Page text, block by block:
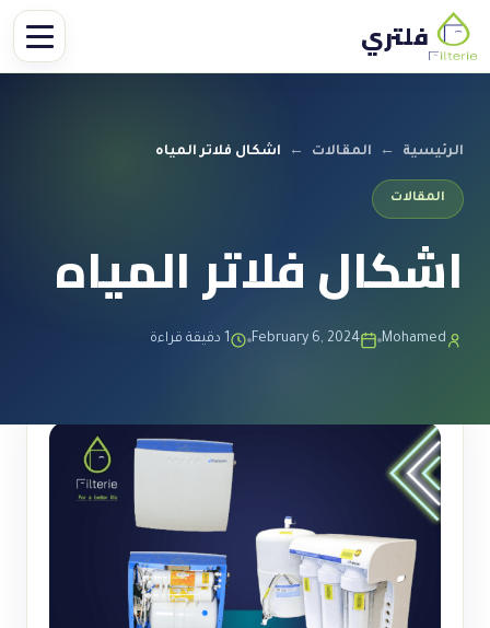
فلتري
الرئيسية ← المقالات ← اشكال فلاتر المياه
المقالات
اشكال فلاتر المياه
Mohamed
February 6, 2024 1 دقيقة قراءة